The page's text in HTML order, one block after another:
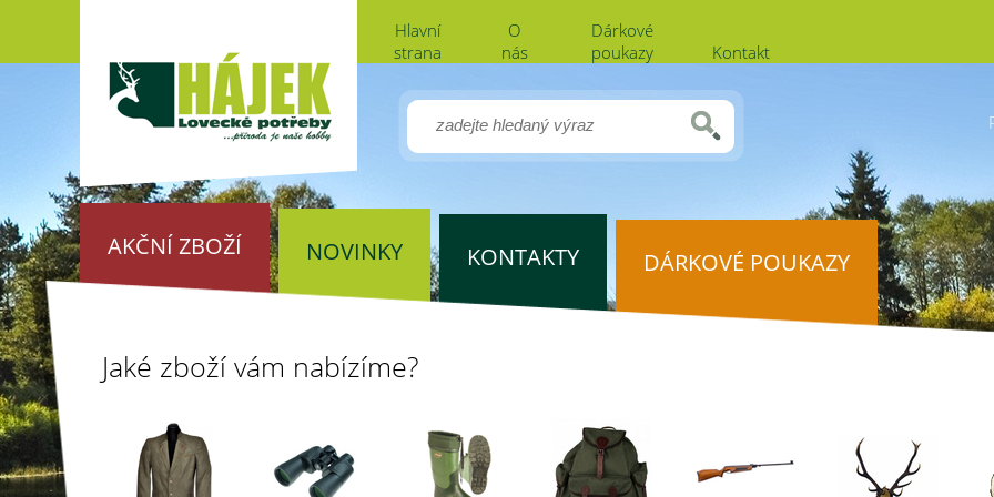
Hlavní
strana
O
nás
Dárkové
poukazy
Kontakt
AKČNÍ ZBOŽÍ NOVINKY KONTAKTY DÁRKOVÉ POUKAZY
Jaké zboží vám nabízíme?